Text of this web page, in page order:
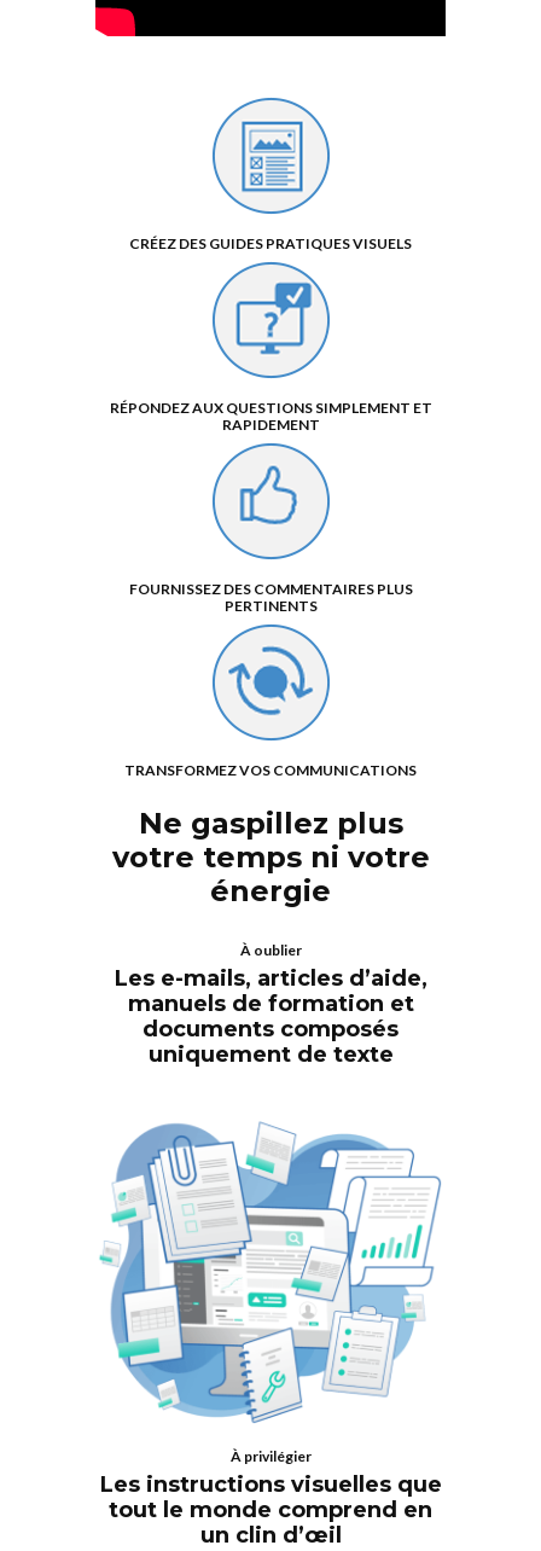
CRÉEZ DES GUIDES PRATIQUES VISUELS
RÉPONDEZ AUX QUESTIONS SIMPLEMENT ET
RAPIDEMENT
FOURNISSEZ DES COMMENTAIRES PLUS
PERTINENTS
TRANSFORMEZ VOS COMMUNICATIONS
Ne gaspillez plus
votre temps ni votre
énergie
À oublier
Les e-mails, articles d’aide,
manuels de formation et
documents composés
uniquement de texte
À privilégier
Les instructions visuelles que
tout le monde comprend en
un clin d’œil